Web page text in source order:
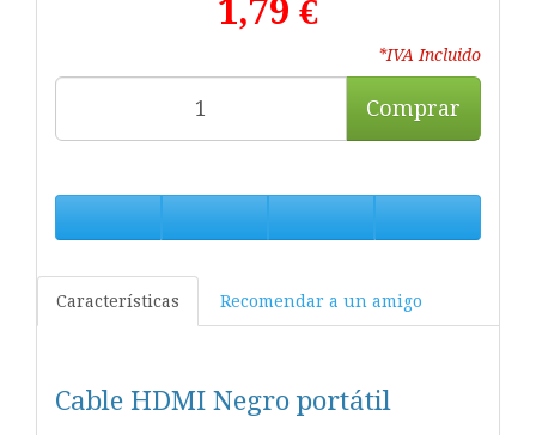
1,79 €
*IVA Incluido
Comprar
Características Recomendar a un amigo
Cable HDMI Negro portátil